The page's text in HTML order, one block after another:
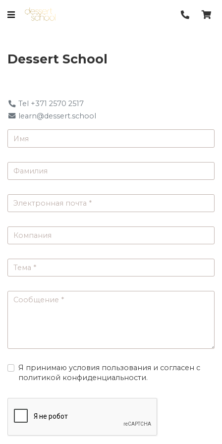
Dessert School
Tel +371 2570 2517
learn@dessert.school
Я принимаю условия пользования и согласен с
политикой конфиденциальности.